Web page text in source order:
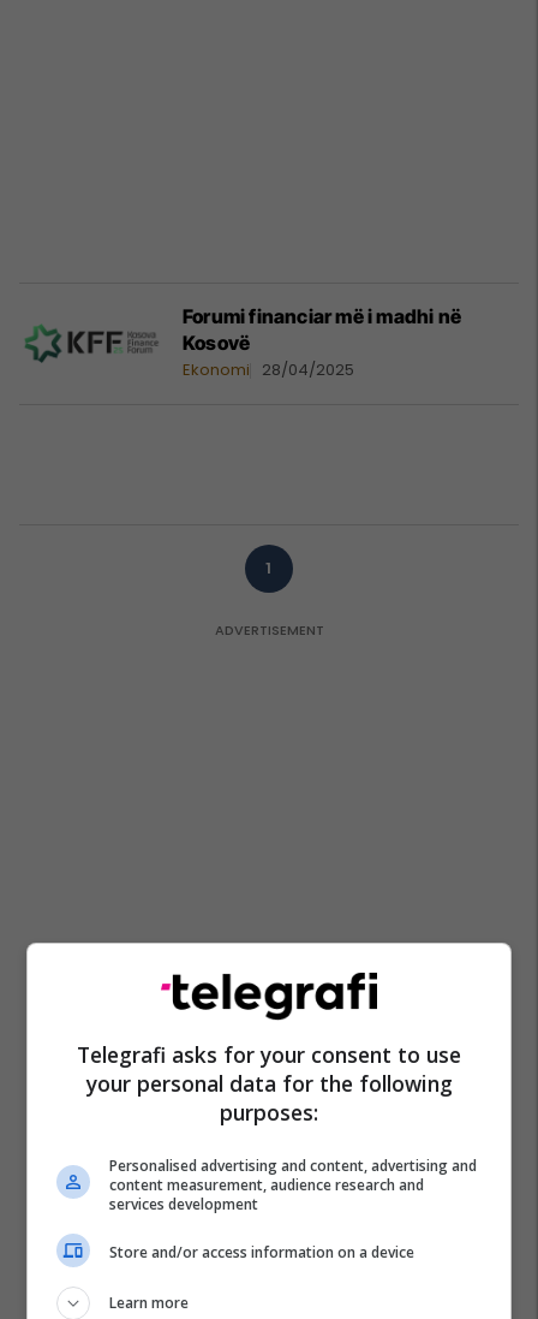
Forumi financiar më i madhi në
Kosovë
Ekonomi 28/04/2025
1
Telegrafi asks for your consent to use
your personal data for the following
purposes:
Personalised advertising and content, advertising and
content measurement, audience research and
services development
Store and/or access information on a device
Learn more